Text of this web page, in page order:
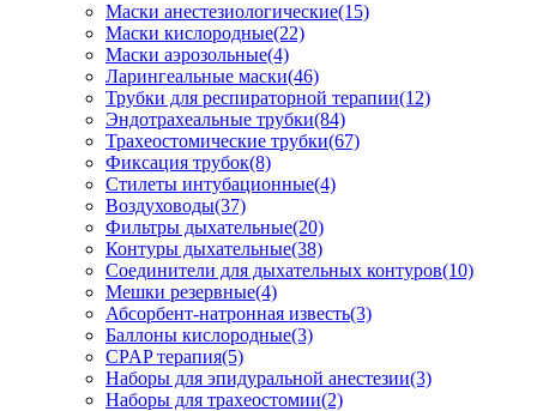
Маски анестезиологические(15)
Маски кислородные(22)
Маски аэрозольные(4)
Ларингеальные маски(46)
Трубки для респираторной терапии(12)
Эндотрахеальные трубки(84)
Трахеостомические трубки(67)
Фиксация трубок(8)
Стилеты интубационные(4)
Воздуховоды(37)
Фильтры дыхательные(20)
Контуры дыхательные(38)
Соединители для дыхательных контуров(10)
Мешки резервные(4)
Абсорбент-натронная известь(3)
Баллоны кислородные(3)
CPAP терапия(5)
Наборы для эпидуральной анестезии(3)
Наборы для трахеостомии(2)